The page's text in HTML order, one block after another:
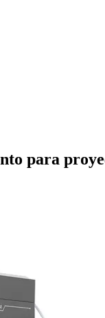
para